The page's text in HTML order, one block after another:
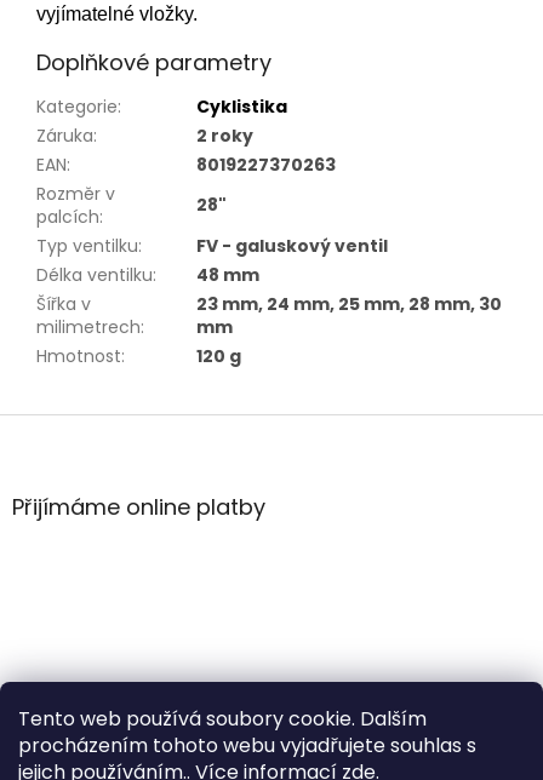
Tento web používá soubory cookie. Dalším
procházením tohoto webu vyjadřujete souhlas s
jejich používáním.. Více informací zde.
vyjímatelné vložky.
Doplňkové parametry
Kategorie:
Cyklistika
Záruka:
2 roky
EAN:
8019227370263
Rozměr v
palcích:
28"
Typ ventilku:
FV - galuskový ventil
Délka ventilku:
48 mm
Šířka v
milimetrech:
23 mm, 24 mm, 25 mm, 28 mm, 30
mm
Hmotnost: 120 g
Z
aPřijímáme online platby